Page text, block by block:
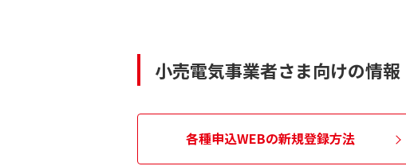
小売電気事業者さま向けの情報
各種申込WEBの新規登録方法